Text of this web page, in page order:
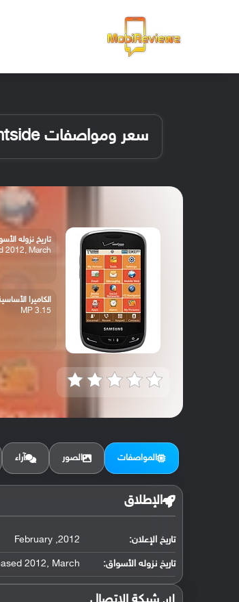
سعر ومواصفات Samsung U380 Brightside
تاريخ نزوله
2012, March
الكاميرا
3.15 MP
المواصفات الصور آراء
الإطلاق
تاريخ الإعلان: 2012, February
تاريخ نزوله الأسواق: 2012, March